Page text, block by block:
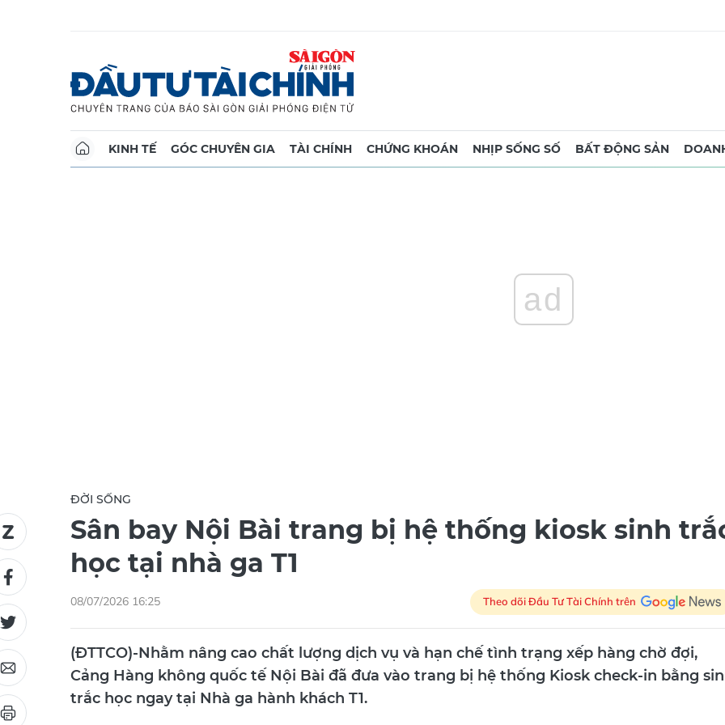
KINH TẾ GÓC CHUYÊN GIA TÀI CHÍNH CHỨNG KHOÁN NHỊP SỐNG SỐ BẤT ĐỘNG SẢN
ad
ĐỜI SỐNG
Sân bay Nội Bài trang bị hệ thống kiosk sinh
học tại nhà ga T1
08/07/2026 16:25 Theo dõi Đầu Tư Tài Chính trên
(ĐTTCO)-Nhằm nâng cao chất lượng dịch vụ và hạn chế tình trạng xếp hàng chờ đợi,
Cảng Hàng không quốc tế Nội Bài đã đưa vào trang bị hệ thống Kiosk check-in bằng
trắc học ngay tại Nhà ga hành khách T1.